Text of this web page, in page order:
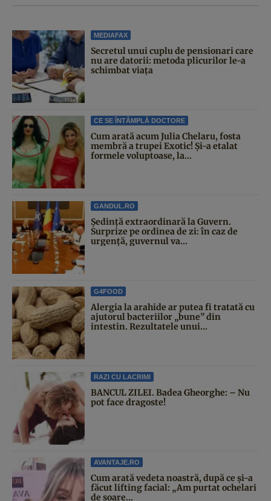
MEDIAFAX
Secretul unui cuplu de pensionari care
nu are datorii: metoda plicurilor le-a
schimbat viața
CE SE ÎNTÂMPLĂ DOCTORE
Cum arată acum Julia Chelaru, fosta
membră a trupei Exotic! Și-a etalat
formele voluptoase, la...
GANDUL.RO
Şedinţă extraordinară la Guvern.
Surprize pe ordinea de zi: în caz de
urgență, guvernul va...
G4FOOD
Alergia la arahide ar putea fi tratată cu
ajutorul bacteriilor „bune” din
intestin. Rezultatele unui...
RAZI CU LACRIMI
BANCUL ZILEI. Badea Gheorghe: – Nu
pot face dragoste!
AVANTAJE.RO
Cum arată vedeta noastră, după ce și-a
făcut lifting facial: „Am purtat ochelari
de soare...